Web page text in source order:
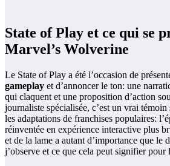
State of Play et ce qui se
Marvel’s Wolverine
Le State of Play a été l’occasion de
gameplay et d’annoncer le ton: une
qui claquent et une proposition d’action
journaliste spécialisée, c’est un vrai
les adaptations de franchises populaires:
réinventée en expérience interactive plus
et de la lame a autant d’importance que le
j’observe et ce que cela peut signifier pour